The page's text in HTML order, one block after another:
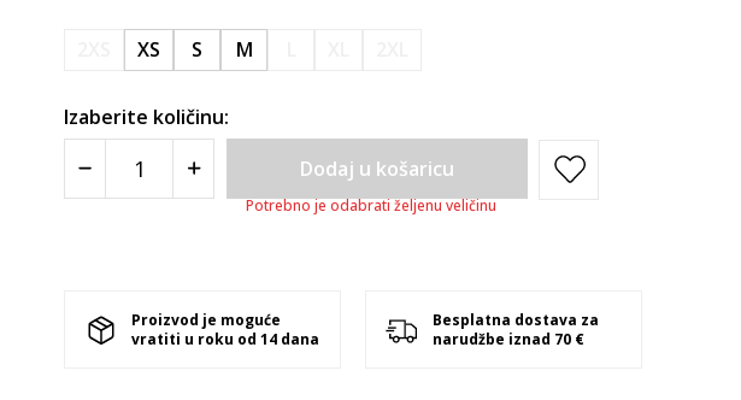
XS S M
Izaberite količinu:
Dodaj u košaricu
Potrebno je odabrati željenu veličinu
Proizvod je moguće
vratiti u roku od 14 dana
Besplatna dostava za
narudžbe iznad 70 €